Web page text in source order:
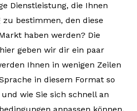
Dienstleistung, die Ihnen
bestimmen, den diese
haben werden? Die
geben wir dir ein paar
Ihnen in wenigen Zeilen
in diesem Format so
wie Sie sich schnell an